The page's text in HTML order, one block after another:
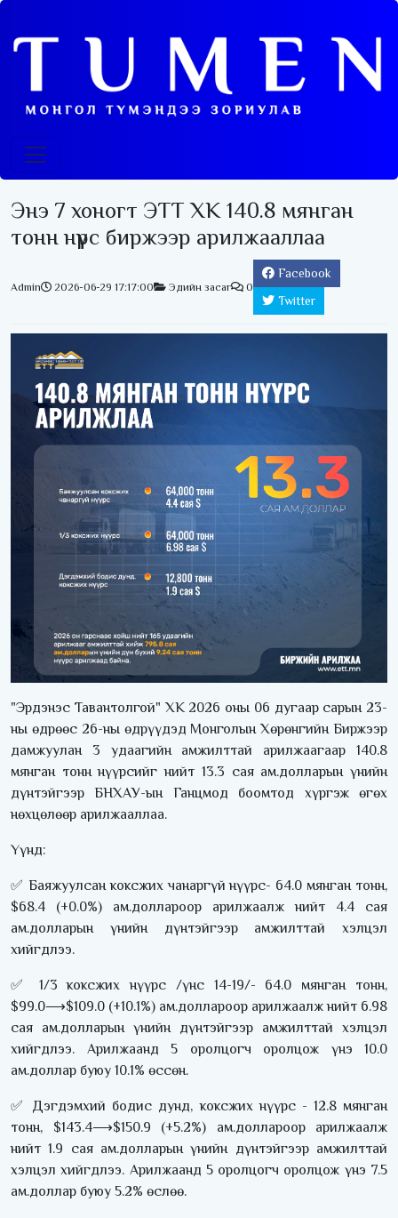
Энэ 7 хоногт ЭТТ ХК 140.8 мянган
тонн нүүрс биржээр арилжааллаа
Admin 2026-06-29 17:17:00 Эдийн засаг 0
Facebook
Twitter
"Эрдэнэс Тавантолгой" ХК 2026 оны 06 дугаар сарын 23-
ны өдрөөс 26-ны өдрүүдэд Монголын Хөрөнгийн Биржээр
дамжуулан 3 удаагийн амжилттай арилжаагаар 140.8
мянган тонн нүүрсийг нийт 13.3 сая ам.долларын үнийн
дүнтэйгээр БНХАУ-ын Ганцмод боомтод хүргэж өгөх
нөхцөлөөр арилжааллаа.
Үүнд:
✅ Баяжуулсан коксжих чанаргүй нүүрс- 64.0 мянган тонн,
$68.4 (+0.0%) ам.доллароор арилжаалж нийт 4.4 сая
ам.долларын үнийн дүнтэйгээр амжилттай хэлцэл
хийгдлээ.
✅ 1/3 коксжих нүүрс /үнс 14-19/- 64.0 мянган тонн,
$99.0⟶$109.0 (+10.1%) ам.доллароор арилжаалж нийт 6.98
сая ам.долларын үнийн дүнтэйгээр амжилттай хэлцэл
хийгдлээ. Арилжаанд 5 оролцогч оролцож үнэ 10.0
ам.доллар буюу 10.1% өссөн.
✅ Дэгдэмхий бодис дунд, коксжих нүүрс - 12.8 мянган
тонн, $143.4⟶$150.9 (+5.2%) ам.доллароор арилжаалж
нийт 1.9 сая ам.долларын үнийн дүнтэйгээр амжилттай
хэлцэл хийгдлээ. Арилжаанд 5 оролцогч оролцож үнэ 7.5
ам.доллар буюу 5.2% өслөө.